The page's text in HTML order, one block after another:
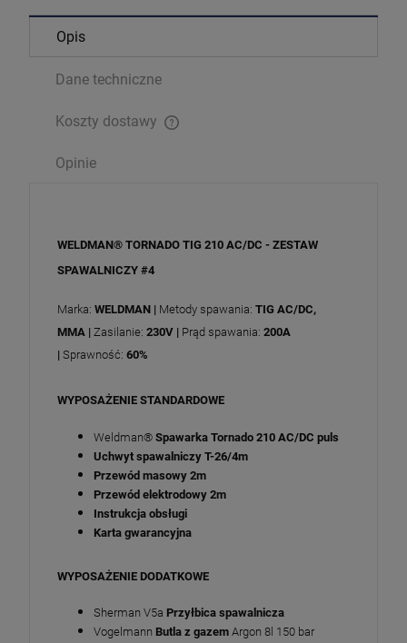
Opis
Dane techniczne
Koszty dostawy
Opinie
WELDMAN® TORNADO TIG 210 AC/DC - ZESTAW
SPAWALNICZY #4
Marka: WELDMAN | Metody spawania: TIG AC/DC,
MMA | Zasilanie: 230V | Prąd spawania: 200A
| Sprawność: 60%
WYPOSAŻENIE STANDARDOWE
Weldman® Spawarka Tornado 210 AC/DC puls
Uchwyt spawalniczy T-26/4m
Przewód masowy 2m
Przewód elektrodowy 2m
Instrukcja obsługi
Karta gwarancyjna
WYPOSAŻENIE DODATKOWE
Sherman V5a Przyłbica spawalnicza
Vogelmann Butla z gazem Argon 8l 150 bar